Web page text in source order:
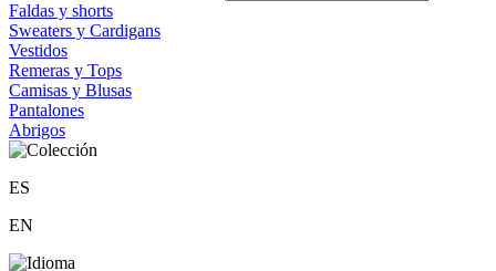
Faldas y shorts
Sweaters y Cardigans
Vestidos
Remeras y Tops
Camisas y Blusas
Pantalones
Abrigos
ES
EN